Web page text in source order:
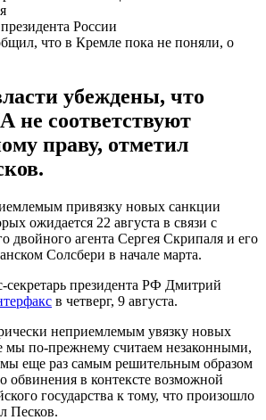
России
что в Кремле пока не поняли, о
убеждены, что
соответствуют
праву, отметил
привязку новых санкции
ожидается 22 августа в связи с
двойного агента Сергея Скрипаля и его
Солсбери в начале марта.
секретарь президента РФ Дмитрий
в четверг, 9 августа.
неприемлемым увязку новых
мы по-прежнему считаем незаконными,
еще раз самым решительным образом
обвинения в контексте возможной
государства к тому, что произошло
Песков.